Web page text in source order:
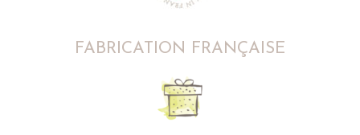
FABRICATION FRANÇAISE